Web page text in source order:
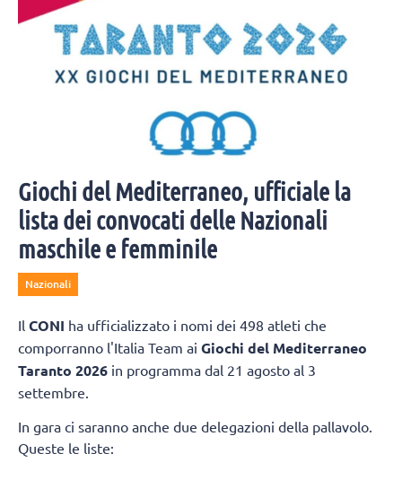
Giochi del Mediterraneo, ufficiale la
lista dei convocati delle Nazionali
maschile e femminile
Nazionali
Il CONI ha ufficializzato i nomi dei 498 atleti che
comporranno l'Italia Team ai Giochi del Mediterraneo
Taranto 2026 in programma dal 21 agosto al 3
settembre.
In gara ci saranno anche due delegazioni della pallavolo.
Queste le liste: